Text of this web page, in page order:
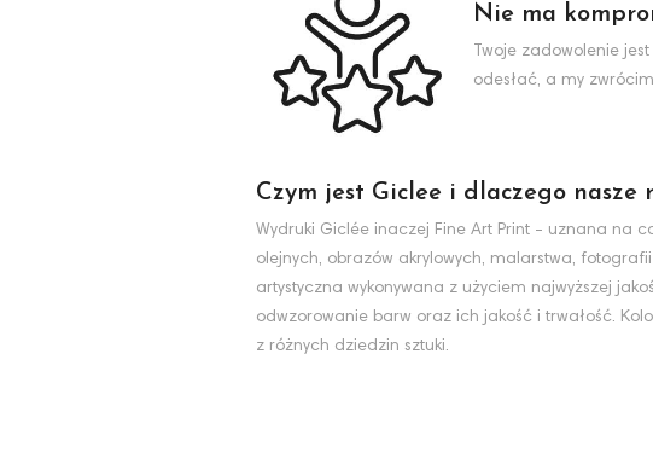
Nie ma
Twoje zadowolenie
odesłać, a my
Czym jest Giclee i dlaczego
Wydruki Giclée inaczej Fine Art Print - uznana na
olejnych, obrazów akrylowych, malarstwa,
artystyczna wykonywana z użyciem najwyższej
odwzorowanie barw oraz ich jakość i trwałość.
z różnych dziedzin sztuki.